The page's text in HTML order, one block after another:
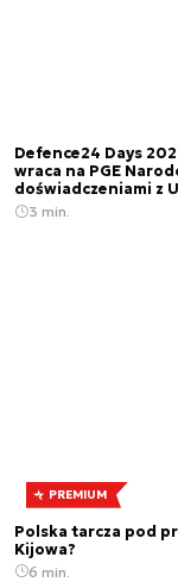
Defence24 Days
wraca na PGE
doświadczeniami z
3 min.
PREMIUM
Polska tarcza pod
Kijowa?
6 min.